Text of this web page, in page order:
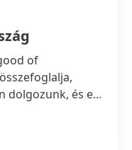
of
dolgozunk, és ez